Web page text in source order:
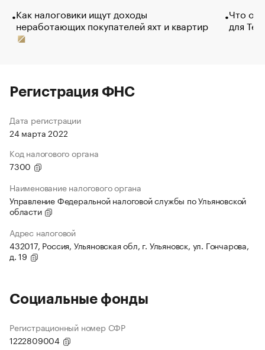
Как налоговики ищут доходы
неработающих покупателей яхт и квартир
Что
для
Регистрация ФНС
Дата регистрации
24 марта 2022
Код налогового органа
7300
Наименование налогового органа
Управление Федеральной налоговой службы по Ульяновской
области
Адрес налоговой
432017, Россия, Ульяновская обл, г. Ульяновск, ул. Гончарова,
д. 19
Социальные фонды
Регистрационный номер СФР
1222809004